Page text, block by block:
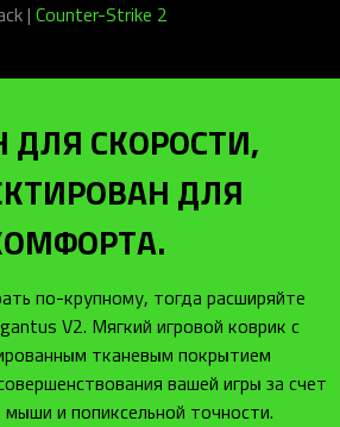
| Counter-Strike 2
ДЛЯ СКОРОСТИ,
ДЛЯ
по-крупному, тогда расширяйте
V2. Мягкий игровой коврик с
тканевым покрытием
вашей игры за счет
мыши и попиксельной точности.